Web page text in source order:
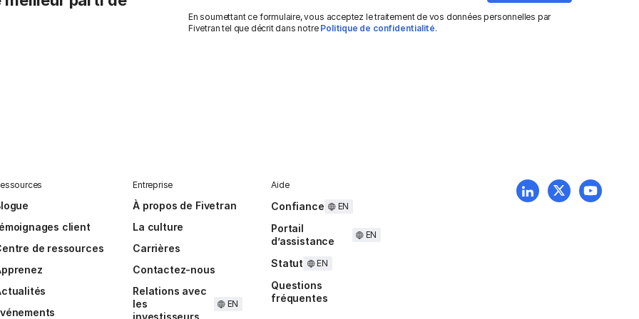
En soumettant ce formulaire, vous acceptez le traitement de vos données personnelles par
Fivetran tel que décrit dans notre Politique de confidentialité.
client
de ressources
Entreprise
À propos de Fivetran
La culture
Carrières
Contactez-nous
Relations avec
les
EN
Aide
Confiance EN
Portail
d’assistance
EN
Statut EN
Questions
fréquentes